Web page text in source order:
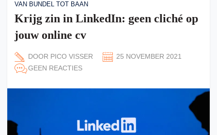
VAN BUNDEL TOT BAAN
Krijg zin in LinkedIn: geen cliché op
jouw online cv
DOOR PICO VISSER
25 NOVEMBER 2021
GEEN REACTIES